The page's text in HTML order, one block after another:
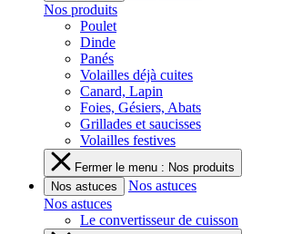
Nos produits
Poulet
Dinde
Panés
Volailles déjà cuites
Canard, Lapin
Foies, Gésiers, Abats
Grillades et saucisses
Volailles festives
Fermer le menu : Nos produits
Nos astuces
Nos astuces
Nos astuces
Le convertisseur de cuisson